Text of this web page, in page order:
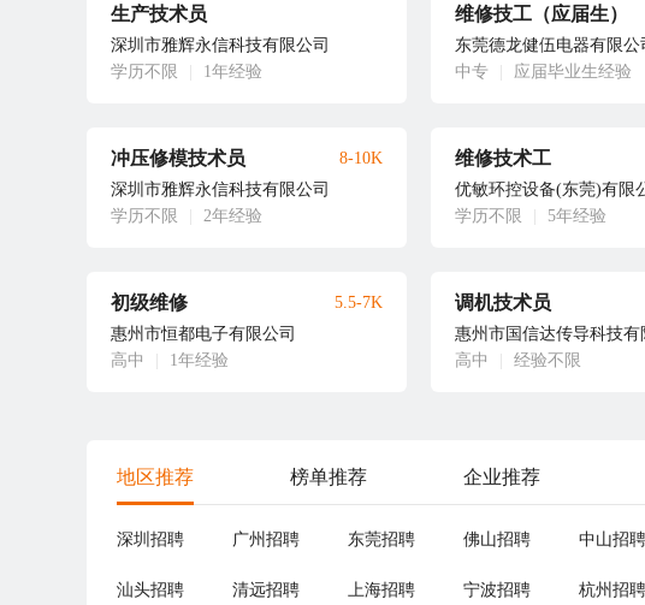
生产技术员
深圳市雅辉永信科技有限公司
学历不限
1年经验
维修技工（应届生）
东莞德龙健伍电器有限公
中专
应届毕业生经验
冲压修模技术员
深圳市雅辉永信科技有限公司
学历不限
2年经验
8-10K 维修技术工
优敏环控设备(东莞)有限
学历不限
5年经验
初级维修
惠州市恒都电子有限公司
高中
1年经验
5.5-7K 调机技术员
惠州市国信达传导科技有
高中
经验不限
地区推荐 榜单推荐 企业推荐
深圳招聘 广州招聘 东莞招聘 佛山招聘 中山招聘
汕头招聘 清远招聘 上海招聘 宁波招聘 杭州招聘